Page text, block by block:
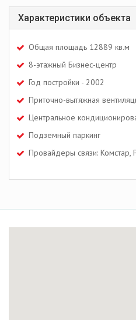
Характеристики объекта
Общая площадь 12889 кв.м
8-этажный Бизнес-центр
Год постройки - 2002
Приточно-вытяжная
Центральное
Подземный паркинг
Провайдеры связи: Комстар,